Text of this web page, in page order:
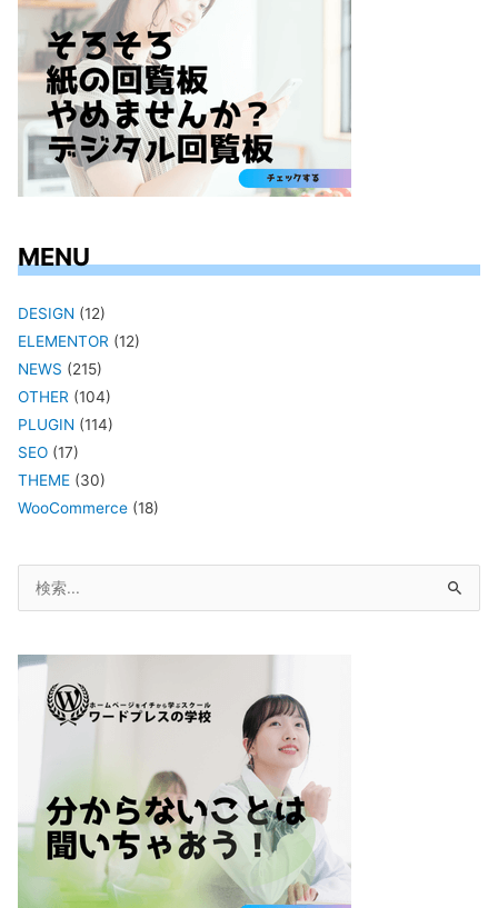
MENU
DESIGN (12)
ELEMENTOR (12)
NEWS (215)
OTHER (104)
PLUGIN (114)
SEO (17)
THEME (30)
WooCommerce (18)
象: